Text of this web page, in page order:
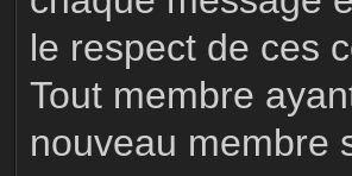
le respect de ces
Tout membre
nouveau membre